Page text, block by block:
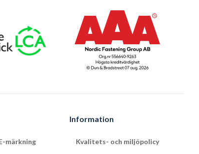
märkning
Information
Kvalitets- och miljöpolicy